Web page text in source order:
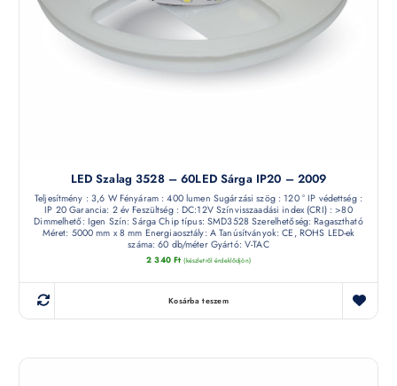
LED Szalag 3528 – 60LED Sárga IP20 – 2009
Teljesítmény : 3,6 W Fényáram : 400 lumen Sugárzási szög : 120 ° IP védettség :
IP 20 Garancia: 2 év Feszültség : DC:12V Színvisszaadási index (CRI) : >80
Dimmelhető: Igen Szín: Sárga Chip típus: SMD3528 Szerelhetőség: Ragasztható
Méret: 5000 mm x 8 mm Energiaosztály: A Tanúsítványok: CE, ROHS LED-ek
száma: 60 db/méter Gyártó: V-TAC
2 340 Ft (készletről érdeklődjön)
Kosárba teszem